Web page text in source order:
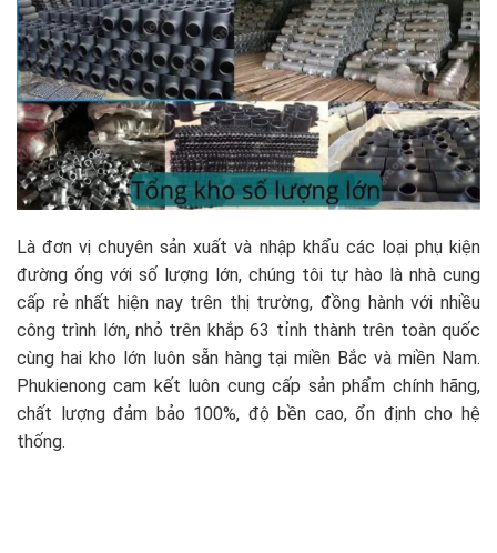
Là đơn vị chuyên sản xuất và nhập khẩu các loại phụ kiện
đường ống với số lượng lớn, chúng tôi tự hào là nhà cung
cấp rẻ nhất hiện nay trên thị trường, đồng hành với nhiều
công trình lớn, nhỏ trên khắp 63 tỉnh thành trên toàn quốc
cùng hai kho lớn luôn sẵn hàng tại miền Bắc và miền Nam.
Phukienong cam kết luôn cung cấp sản phẩm chính hãng,
chất lượng đảm bảo 100%, độ bền cao, ổn định cho hệ
thống.